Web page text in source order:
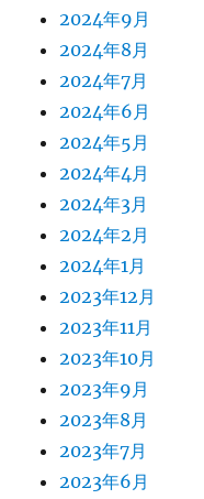
2024年9月
2024年8月
2024年7月
2024年6月
2024年5月
2024年4月
2024年3月
2024年2月
2024年1月
2023年12月
2023年11月
2023年10月
2023年9月
2023年8月
2023年7月
2023年6月